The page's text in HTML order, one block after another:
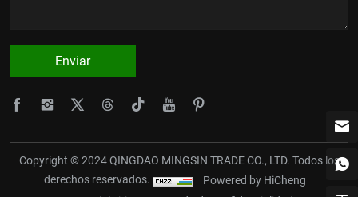
Enviar
Copyright © 2024 QINGDAO MINGSIN TRADE CO., LTD. Todos los
derechos reservados.
Powered by HiCheng